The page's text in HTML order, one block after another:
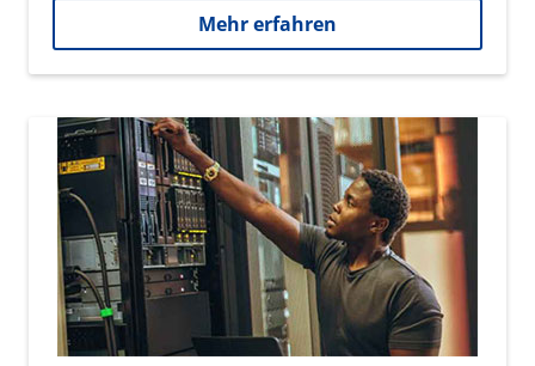
Mehr erfahren